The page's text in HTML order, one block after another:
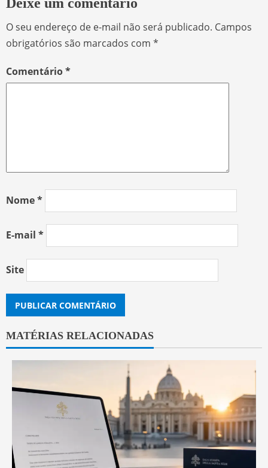
Deixe um comentário
O seu endereço de e-mail não será publicado. Campos
obrigatórios são marcados com *
Comentário*
Nome*
E-mail *
Site
MATÉRIAS RELACIONADAS